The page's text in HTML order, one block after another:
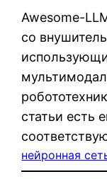
Awesome-
со
статьи есть
нейронная